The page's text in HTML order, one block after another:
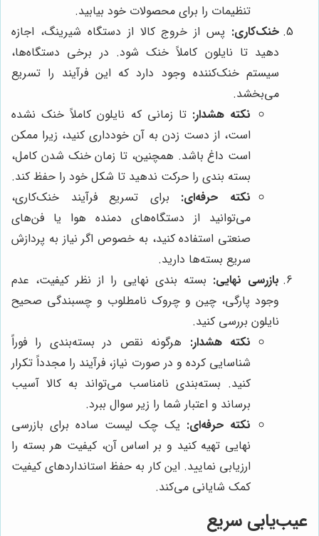
تنظیمات را برای محصولات خود بیابید.
خنک‌کاری: پس از خروج کالا از دستگاه شیرینگ، اجازه
دهید تا نایلون کاملاً خنک شود. در برخی دستگاه‌ها،
سیستم خنک‌کننده وجود دارد که این فرآیند را تسریع
می‌بخشد.
نکته هشدار: تا زمانی که نایلون کاملاً خنک نشده
است، از دست زدن به آن خودداری کنید، زیرا ممکن
است داغ باشد. همچنین، تا زمان خنک شدن کامل،
بسته بندی را حرکت ندهید تا شکل خود را حفظ کند.
نکته حرفه‌ای: برای تسریع فرآیند خنک‌کاری،
می‌توانید از دستگاه‌های دمنده هوا یا فن‌های
صنعتی استفاده کنید، به خصوص اگر نیاز به پردازش
سریع بسته‌ها دارید.
بازرسی نهایی: بسته بندی نهایی را از نظر کیفیت، عدم
وجود پارگی، چین و چروک نامطلوب و چسبندگی صحیح
نایلون بررسی کنید.
نکته هشدار: هرگونه نقص در بسته‌بندی را فوراً
شناسایی کرده و در صورت نیاز، فرآیند را مجدداً تکرار
کنید. بسته‌بندی نامناسب می‌تواند به کالا آسیب
برساند و اعتبار شما را زیر سوال ببرد.
نکته حرفه‌ای: یک چک لیست ساده برای بازرسی
نهایی تهیه کنید و بر اساس آن، کیفیت هر بسته را
ارزیابی نمایید. این کار به حفظ استانداردهای کیفیت
کمک شایانی می‌کند.
عیب‌یابی سریع